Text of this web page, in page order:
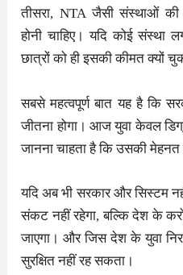
तीसरा, NTA जैसी संस्थाओं की
होनी चाहिए। यदि कोई संस्था
छात्रों को ही इसकी कीमत क्यों
सबसे महत्वपूर्ण बात यह है कि
जीतना होगा। आज युवा केवल
जानना चाहता है कि उसकी मेहनत
यदि अब भी सरकार और सिस्टम
संकट नहीं रहेगा, बल्कि देश के
जाएगा। और जिस देश के युवा
सुरक्षित नहीं रह सकता।